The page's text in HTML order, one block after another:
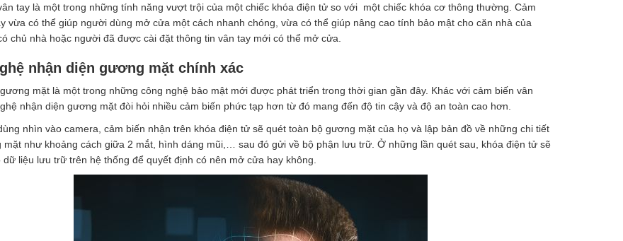
tay là một trong những tính năng vượt trội của một chiếc khóa điện tử so với một chiếc khóa cơ thông thường. Cảm
vừa có thể giúp người dùng mở cửa một cách nhanh chóng, vừa có thể giúp nâng cao tính bảo mật cho căn nhà của
chủ nhà hoặc người đã được cài đặt thông tin vân tay mới có thể mở cửa.
nhận diện gương mặt chính xác
mặt là một trong những công nghệ bảo mật mới được phát triển trong thời gian gần đây. Khác với cảm biến vân
nhận diện gương mặt đòi hỏi nhiều cảm biến phức tạp hơn từ đó mang đến độ tin cậy và độ an toàn cao hơn.
nhìn vào camera, cảm biến nhận trên khóa điện tử sẽ quét toàn bộ gương mặt của họ và lập bản đồ về những chi tiết
mặt như khoảng cách giữa 2 mắt, hình dáng mũi,… sau đó gửi về bộ phận lưu trữ. Ở những lần quét sau, khóa điện tử sẽ
dữ liệu lưu trữ trên hệ thống để quyết định có nên mở cửa hay không.